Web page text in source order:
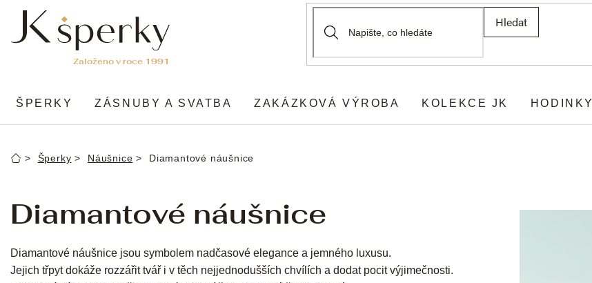
obsah
Hledat
ŠPERKY ZÁSNUBY A SVATBA ZAKÁZKOVÁ VÝROBA KOLEKCE JK HODINKY
DomůŠperky Náušnice Diamantové náušnice
Diamantové náušnice
Diamantové náušnice jsou symbolem nadčasové elegance a jemného luxusu.
Jejich třpyt dokáže rozzářit tvář i v těch nejjednodušších chvílích a dodat pocit výjimečnosti.